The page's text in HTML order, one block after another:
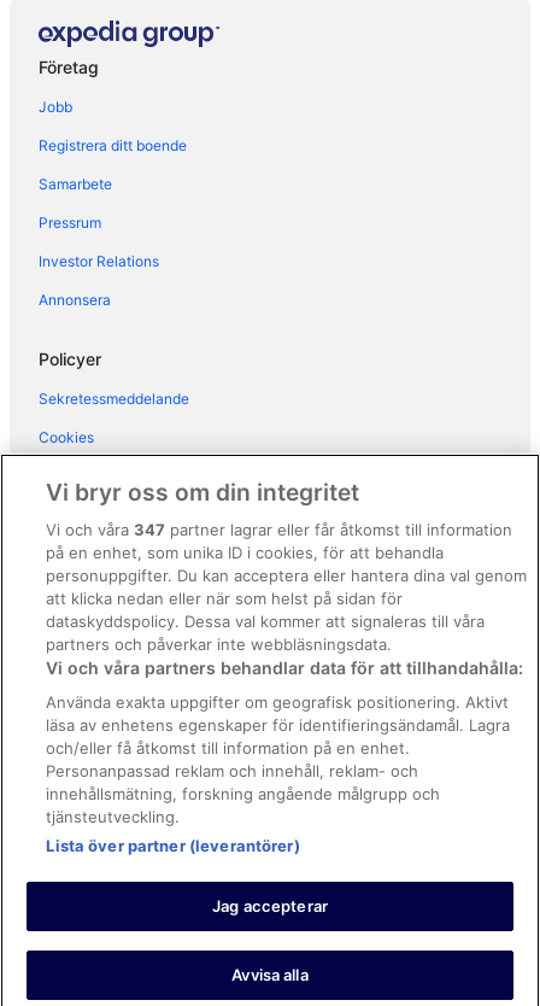
Lägenheter i Öland
Stugor i Öland
Gårdar i Stora Frö
Husvagnscampingar i Stora Frö
Företag
Jobb
Registrera ditt boende
Samarbete
Pressrum
Investor Relations
Annonsera
Policyer
Sekretessmeddelande
Cookies
Regler och villkor för Vrbo
Tillgänglighetsanpassning
Juridisk information/Kontakta oss
Riktlinjer för innehåll och anmäla innehåll
Hjälp
Kontakta oss
Avboka eller ändra din bokning
Boka ett flyg med flygbolagskredit
Återbetalningsprocess och tidslinjer
© 2026 Expedia, Inc., ett företag inom Expedia Group.
https://www.expediagroup.com/ Med ensamrätt. MrJet är ett
varumärke eller registrerat varumärke som tillhör Expedia, Inc.
Vi bryr oss om din integritet
Vi och våra347 partner lagrar eller får åtkomst till information
på en enhet, som unika ID i cookies, för att behandla
personuppgifter. Du kan acceptera eller hantera dina val genom
att klicka nedan eller när som helst på sidan för
dataskyddspolicy. Dessa val kommer att signaleras till våra
partners och påverkar inte webbläsningsdata.
Vi och våra partners behandlar data för att tillhandahålla:
Använda exakta uppgifter om geografisk positionering. Aktivt
läsa av enhetens egenskaper för identifieringsändamål. Lagra
och/eller få åtkomst till information på en enhet.
Personanpassad reklam och innehåll, reklam- och
innehållsmätning, forskning angående målgrupp och
tjänsteutveckling.
Lista över partner (leverantörer)
Jag accepterar
Avvisa alla